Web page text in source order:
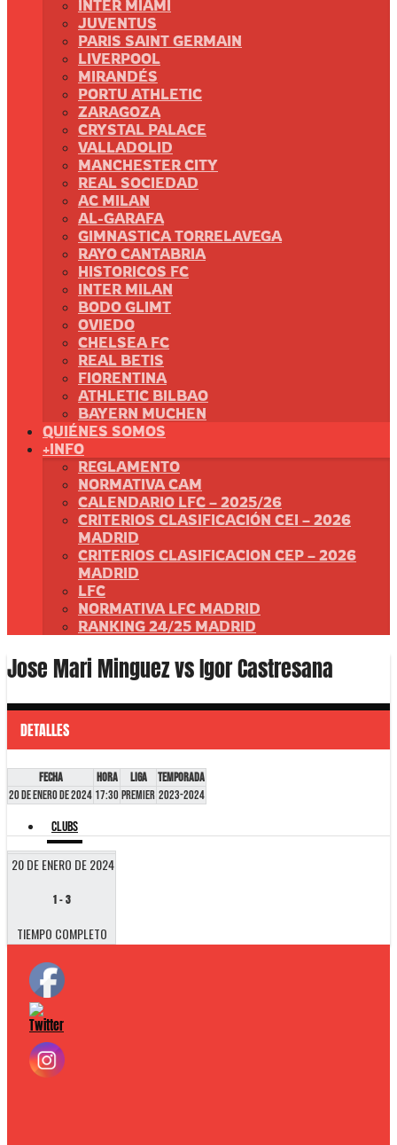
INTER MIAMI
JUVENTUS
PARIS SAINT GERMAIN
LIVERPOOL
MIRANDÉS
PORTU ATHLETIC
ZARAGOZA
CRYSTAL PALACE
VALLADOLID
MANCHESTER CITY
REAL SOCIEDAD
AC MILAN
AL-GARAFA
GIMNASTICA TORRELAVEGA
RAYO CANTABRIA
HISTORICOS FC
INTER MILAN
BODO GLIMT
OVIEDO
CHELSEA FC
REAL BETIS
FIORENTINA
ATHLETIC BILBAO
BAYERN MUCHEN
QUIÉNES SOMOS
+INFO
REGLAMENTO
NORMATIVA CAM
CALENDARIO LFC – 2025/26
CRITERIOS CLASIFICACIÓN CEI – 2026
MADRID
CRITERIOS CLASIFICACION CEP – 2026
MADRID
LFC
NORMATIVA LFC MADRID
RANKING 24/25 MADRID
Jose Mari Minguez vs Igor Castresana
DETALLES
Fecha Hora Liga
Temporada
20 de enero de 2024 17:30Premier 2023-2024
Clubs
20 DE ENERO DE 2024
1-3
TIEMPO COMPLETO